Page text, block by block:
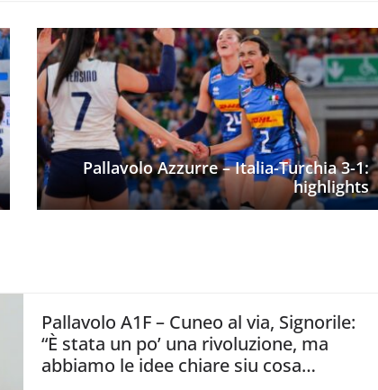
Pallavolo Azzurre – Italia-Turchia 3-1:
highlights
Pallavolo A1F – Cuneo al via, Signorile:
“È stata un po’ una rivoluzione, ma
abbiamo le idee chiare siu cosa